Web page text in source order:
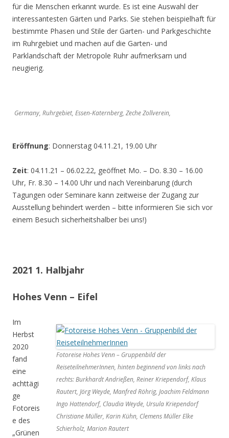
für die Menschen erkannt wurde. Es ist eine Auswahl der
interessantesten Gärten und Parks. Sie stehen beispielhaft für
bestimmte Phasen und Stile der Garten- und Parkgeschichte
im Ruhrgebiet und machen auf die Garten- und
Parklandschaft der Metropole Ruhr aufmerksam und
neugierig.
Germany, Ruhrgebiet, Essen-Katernberg, Zeche Zollverein,
Eröffnung: Donnerstag 04.11.21, 19.00 Uhr
Zeit: 04.11.21 – 06.02.22, geöffnet Mo. – Do. 8.30 – 16.00
Uhr, Fr. 8.30 – 14.00 Uhr und nach Vereinbarung (durch
Tagungen oder Seminare kann zeitweise der Zugang zur
Ausstellung behindert werden – bitte informieren Sie sich vor
einem Besuch sicherheitshalber bei uns!)
2021 1. Halbjahr
Hohes Venn – Eifel
Fotoreise Hohes Venn – Gruppenbild der
ReiseteilnehmerInnen, hinten beginnend von links nach
rechts: Burkhardt Andrießen, Reiner Kriependorf, Klaus
Rautert, Jörg Weyde, Manfred Röhrig, Joachim Feldmann
Ingo Hattendorf, Claudia Weyde, Ursula Kriependorf
Christiane Müller, Karin Kühn, Clemens Müller Elke
Schierholz, Marion Rautert
Im
Herbst
2020
fand
eine
achttägi
ge
Fotoreis
e des
„Grünen